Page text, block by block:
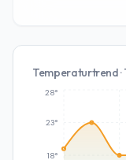
Temperaturtrend ·
18°
23°
28°